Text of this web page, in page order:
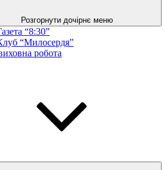
Розгорнути дочірнє меню
“8:30”
“Милосердя”
робота